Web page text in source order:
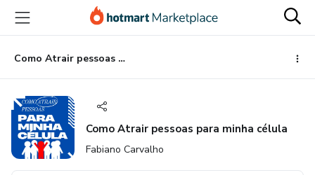
para
conteúdo
principal
para
pagamento
para
rodapé
Como Atrair pessoas para minha célula
Como Atrair pessoas para minha célula
Fabiano Carvalho